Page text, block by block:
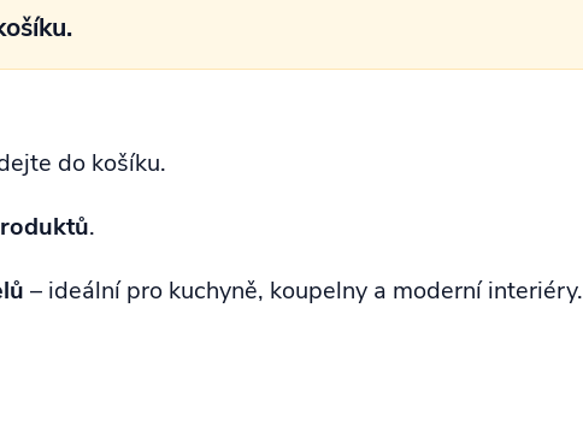
do košíku.
.
– ideální pro kuchyně, koupelny a moderní interiéry.